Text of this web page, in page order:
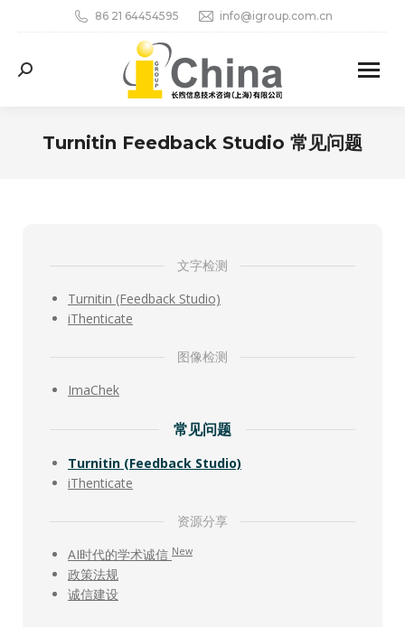
86 21 64454595 info@igroup.com.cn
Search:
Turnitin Feedback Studio 常见问题
文字检测
Turnitin (Feedback Studio)
iThenticate
图像检测
ImaChek
常见问题
Turnitin (Feedback Studio)
iThenticate
资源分享
AI时代的学术诚信 New
政策法规
诚信建设